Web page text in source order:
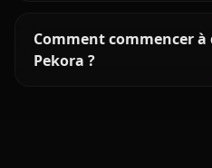
Comment commencer à
Pekora ?